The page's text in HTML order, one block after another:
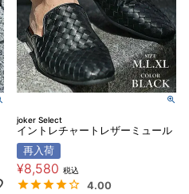
joker Select
イントレチャートレザーミュール
再入荷
¥8,580 税込
4.00